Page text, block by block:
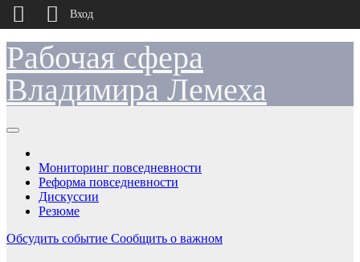
Перейти
содержимому
Рабочая сфера
Владимира Лемеха
Мониторинг повседневности
Реформа повседневности
Дискуссии
Резюме
Обсудить событие Сообщить о важном
Вход